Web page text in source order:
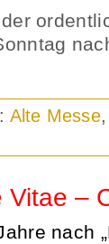
der
Alte Messe,
Vitae –
nach